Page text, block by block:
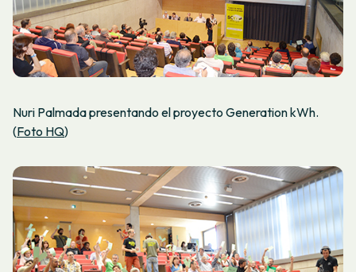
Nuri Palmada presentando el proyecto Generation kWh.
(Foto HQ)